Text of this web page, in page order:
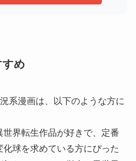
め
系漫画は、以下のような方に
世界転生作品が好きで、定番
球を求めている方にぴった